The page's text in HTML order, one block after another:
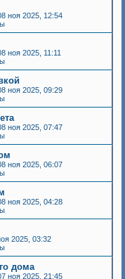
ноя 2025, 12:54
ноя 2025, 11:11
ноя 2025, 09:29
ноя 2025, 07:47
ноя 2025, 06:07
ноя 2025, 04:28
2025, 03:32
дома
ноя 2025, 21:45